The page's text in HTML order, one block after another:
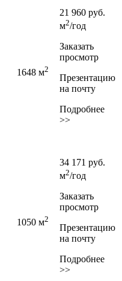
1648 м2
21 960 руб.
м2/год
Заказать
просмотр
Презентацию
на почту
Подробнее
>>
1050 м2
34 171 руб.
м2/год
Заказать
просмотр
Презентацию
на почту
Подробнее
>>